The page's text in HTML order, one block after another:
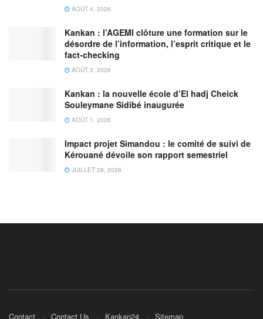
AOÛT 4, 2026
Kankan : l’AGEMI clôture une formation sur le
désordre de l’information, l’esprit critique et le
fact-checking
AOÛT 3, 2026
Kankan : la nouvelle école d’El hadj Cheick
Souleymane Sidibé inaugurée
AOÛT 1, 2026
Impact projet Simandou : le comité de suivi de
Kérouané dévoile son rapport semestriel
JUILLET 28, 2026
Contact Contact Us Kankan24 Sitemap